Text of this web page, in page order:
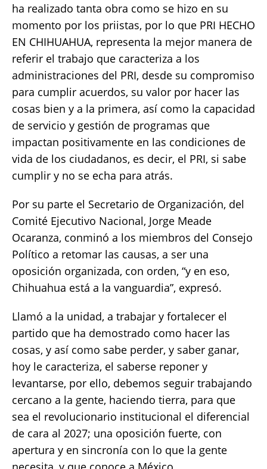
ha realizado tanta obra como se hizo en su
momento por los priistas, por lo que PRI HECHO
EN CHIHUAHUA, representa la mejor manera de
referir el trabajo que caracteriza a los
administraciones del PRI, desde su compromiso
para cumplir acuerdos, su valor por hacer las
cosas bien y a la primera, así como la capacidad
de servicio y gestión de programas que
impactan positivamente en las condiciones de
vida de los ciudadanos, es decir, el PRI, si sabe
cumplir y no se echa para atrás.
Por su parte el Secretario de Organización, del
Comité Ejecutivo Nacional, Jorge Meade
Ocaranza, conminó a los miembros del Consejo
Político a retomar las causas, a ser una
oposición organizada, con orden, “y en eso,
Chihuahua está a la vanguardia”, expresó.
Llamó a la unidad, a trabajar y fortalecer el
partido que ha demostrado como hacer las
cosas, y así como sabe perder, y saber ganar,
hoy le caracteriza, el saberse reponer y
levantarse, por ello, debemos seguir trabajando
cercano a la gente, haciendo tierra, para que
sea el revolucionario institucional el diferencial
de cara al 2027; una oposición fuerte, con
apertura y en sincronía con lo que la gente